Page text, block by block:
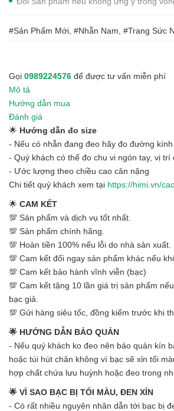
#Sản Phẩm Mới, #Nhẫn Nam, #Trang Sức
Gọi 0989224576 để được tư vấn miễn phí
Mô tả
Hướng dẫn mua
Đánh giá
🌟 Hướng dẫn đo size
- Nếu có nhẫn đang đeo hãy đo đường kính
- Quý khách có thể đo chu vi ngón tay, vị trí
- Ước lượng theo chiều cao cân nặng
Chi tiết quý khách xem tại https://himi.vn/
🌟 CAM KẾT
💯 Sản phẩm và dịch vụ tốt nhất.
💯 Sản phẩm chính hãng.
💯 Hoàn tiền 100% nếu lỗi do nhà sản xuất.
💯 Cam kết đổi ngay sản phẩm khác nếu
💯 Cam kết bảo hành vĩnh viễn (bạc)
💯 Cam kết tặng 10 lần giá trị sản phẩm
bạc giả.
💯 Gửi hàng siêu tốc, đồng kiểm trước khi
🌟 HƯỚNG DẪN BẢO QUẢN
- Nếu quý khách ko đeo nên bảo quản kín
hoặc túi hút chân không vì bạc sẽ xỉn tối
hợp chất chứa lưu huỳnh hoặc đeo trong
🌟 VÌ SAO BẠC BỊ TỐI MÀU, ĐEN XỈN
- Có rất nhiều nguyên nhân dẫn tới bạc bị